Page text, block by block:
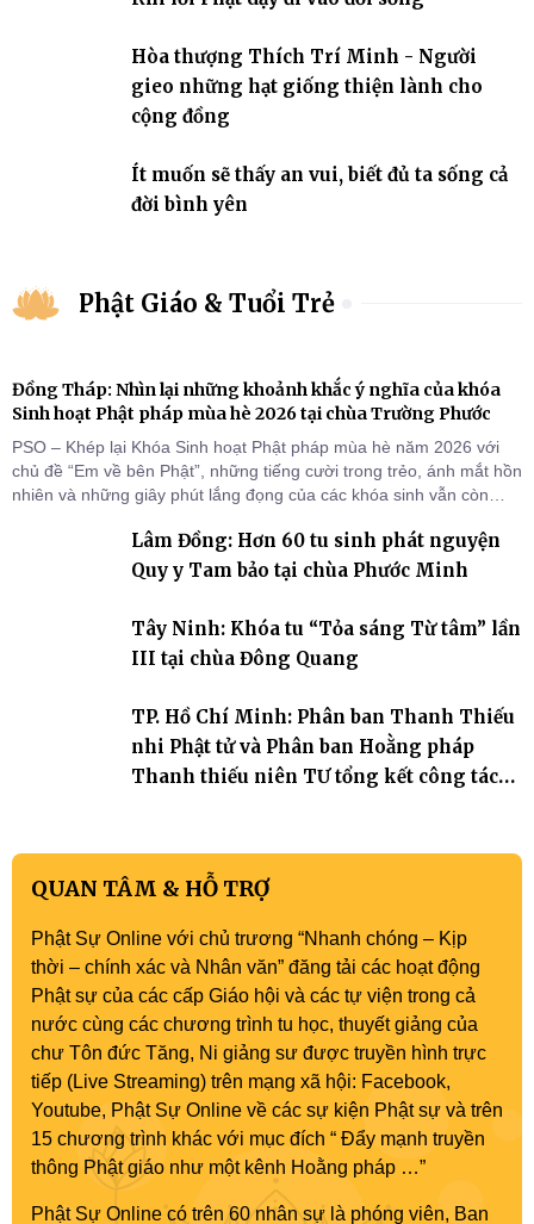
Hòa thượng Thích Trí Minh - Người
gieo những hạt giống thiện lành cho
cộng đồng
Ít muốn sẽ thấy an vui, biết đủ ta sống cả
đời bình yên
Phật Giáo & Tuổi Trẻ
Đồng Tháp: Nhìn lại những khoảnh khắc ý nghĩa của khóa
Sinh hoạt Phật pháp mùa hè 2026 tại chùa Trường Phước
PSO – Khép lại Khóa Sinh hoạt Phật pháp mùa hè năm 2026 với
chủ đề “Em về bên Phật”, những tiếng cười trong trẻo, ánh mắt hồn
nhiên và những giây phút lắng đọng của các khóa sinh vẫn còn
Tháp). Những tuần tu học ngắn ngủi nhưng đã trở thành hành
trang quý báu, gieo những hạt giống thiện l
Lâm Đồng: Hơn 60 tu sinh phát nguyện
Quy y Tam bảo tại chùa Phước Minh
Tây Ninh: Khóa tu “Tỏa sáng Từ tâm” lần
III tại chùa Đông Quang
TP. Hồ Chí Minh: Phân ban Thanh Thiếu
nhi Phật tử và Phân ban Hoằng pháp
Thanh thiếu niên TƯ tổng kết công tác
QUAN TÂM & HỖ TRỢ
Phật Sự Online với chủ trương “Nhanh chóng – Kịp
thời – chính xác và Nhân văn” đăng tải các hoạt động
Phật sự của các cấp Giáo hội và các tự viện trong cả
nước cùng các chương trình tu học, thuyết giảng của
chư Tôn đức Tăng, Ni giảng sư được truyền hình trực
tiếp (Live Streaming) trên mạng xã hội: Facebook,
Youtube, Phật Sự Online về các sự kiện Phật sự và trên
15 chương trình khác với mục đích “ Đẩy mạnh truyền
thông Phật giáo như một kênh Hoằng pháp …”
Phật Sự Online có trên 60 nhân sự là phóng viên, Ban